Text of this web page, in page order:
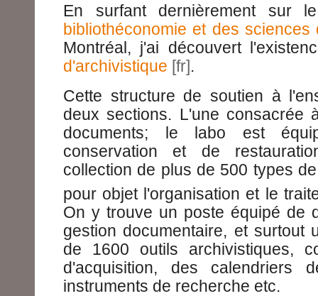
En surfant dernièrement sur
bibliothéconomie et des sciences
Montréal, j'ai découvert
d'archivistique
.
Cette structure de soutien à
deux sections. L'une consacrée
documents; le labo est
conservation et de
collection de plus de 500 types
pour objet l'organisation et le
On y trouve un poste équipé de
gestion documentaire, et surtout
de 1600 outils archivistiques,
d'acquisition, des calendriers
instruments de recherche etc.